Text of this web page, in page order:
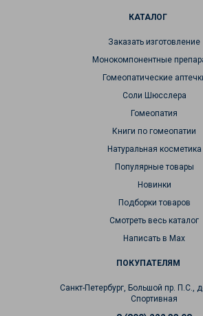
ПОКУПАТЕЛЯМ
КАТАЛОГ
Заказать изготовление
Монокомпонентные
Гомеопатические
Соли Шюсслера
Гомеопатия
Книги по гомеопатии
Натуральная косметика
Популярные товары
Новинки
Подборки товаров
Смотреть весь каталог
Написать в Max
Санкт-Петербург, Большой пр. П.С.,
Спортивная